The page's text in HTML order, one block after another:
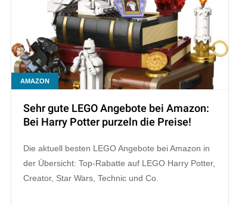
AMAZON
Sehr gute LEGO Angebote bei Amazon:
Bei Harry Potter purzeln die Preise!
Die aktuell besten LEGO Angebote bei Amazon in
der Übersicht: Top-Rabatte auf LEGO Harry Potter,
Creator, Star Wars, Technic und Co.